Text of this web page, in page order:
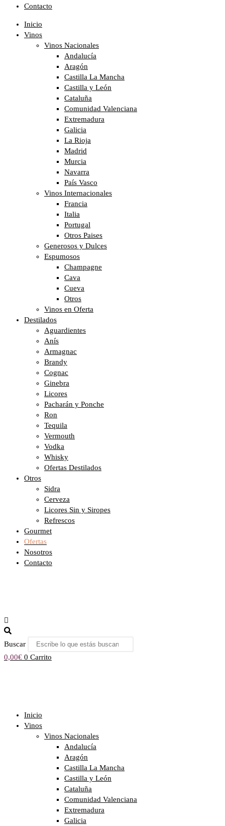
Contacto
Inicio
Vinos
Vinos Nacionales
Andalucía
Aragón
Castilla La Mancha
Castilla y León
Cataluña
Comunidad Valenciana
Extremadura
Galicia
La Rioja
Madrid
Murcia
Navarra
País Vasco
Vinos Internacionales
Francia
Italia
Portugal
Otros Paises
Generosos y Dulces
Espumosos
Champagne
Cava
Cueva
Otros
Vinos en Oferta
Destilados
Aguardientes
Anís
Armagnac
Brandy
Cognac
Ginebra
Licores
Pacharán y Ponche
Ron
Tequila
Vermouth
Vodka
Whisky
Ofertas Destilados
Otros
Sidra
Cerveza
Licores Sin y Siropes
Refrescos
Gourmet
Ofertas
Nosotros
Contacto
Buscar
0,00€ 0 Carrito
Inicio
Vinos
Vinos Nacionales
Andalucía
Aragón
Castilla La Mancha
Castilla y León
Cataluña
Comunidad Valenciana
Extremadura
Galicia